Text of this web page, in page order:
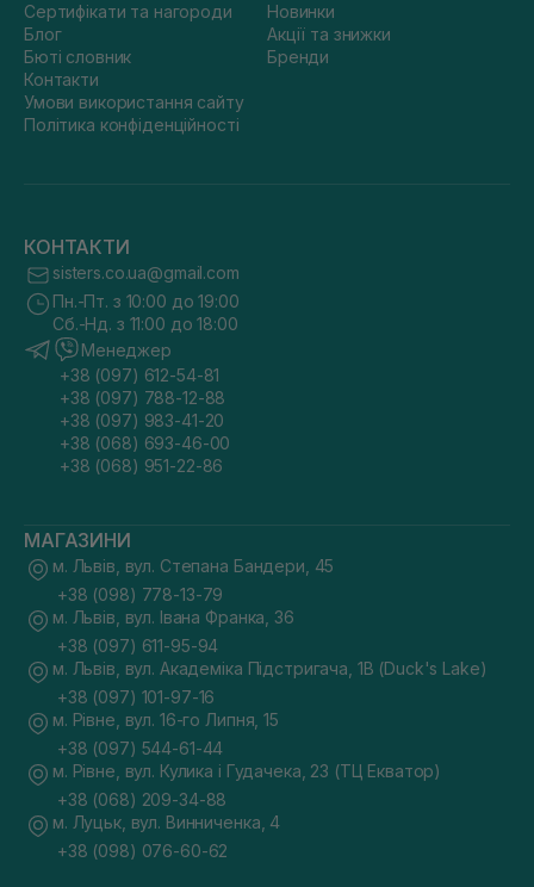
Сертифікати та нагороди
Блог
Бюті словник
Контакти
Умови використання сайту
Політика конфіденційності
Новинки
Акції та знижки
Бренди
КОНТАКТИ
sisters.co.ua@gmail.com
Пн.-Пт. з 10:00 до 19:00
Сб.-Нд. з 11:00 до 18:00
Менеджер
+38 (097) 612-54-81
+38 (097) 788-12-88
+38 (097) 983-41-20
+38 (068) 693-46-00
+38 (068) 951-22-86
МАГАЗИНИ
м. Львів, вул. Степана Бандери, 45
+38 (098) 778-13-79
м. Львів, вул. Івана Франка, 36
+38 (097) 611-95-94
м. Львів, вул. Академіка Підстригача, 1В (Duck's Lake)
+38 (097) 101-97-16
м. Рівне, вул. 16-го Липня, 15
+38 (097) 544-61-44
м. Рівне, вул. Кулика і Гудачека, 23 (ТЦ Екватор)
+38 (068) 209-34-88
м. Луцьк, вул. Винниченка, 4
+38 (098) 076-60-62